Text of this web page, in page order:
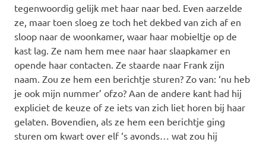
tegenwoordig gelijk met haar naar bed. Even aarzelde
ze, maar toen sloeg ze toch het dekbed van zich af en
sloop naar de woonkamer, waar haar mobieltje op de
kast lag. Ze nam hem mee naar haar slaapkamer en
opende haar contacten. Ze staarde naar Frank zijn
naam. Zou ze hem een berichtje sturen? Zo van: ‘nu heb
je ook mijn nummer’ ofzo? Aan de andere kant had hij
expliciet de keuze of ze iets van zich liet horen bij haar
gelaten. Bovendien, als ze hem een berichtje ging
sturen om kwart over elf ‘s avonds… wat zou hij